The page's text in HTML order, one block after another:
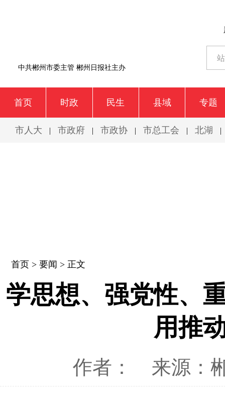
中共郴州市委主管 郴州日报社主办
首页 时政 民生 县域 专题
市人大 | 市政府 | 市政协 | 市总工会 | 北湖 |
首页 > 要闻 > 正文
学思想、强党性、
用推
作者： 来源：